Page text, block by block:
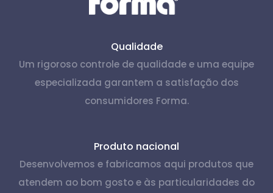
Qualidade
Um rigoroso controle de qualidade e uma equipe
especializada garantem a satisfação dos
consumidores Forma.
Produto nacional
Desenvolvemos e fabricamos aqui produtos que
atendem ao bom gosto e às particularidades do